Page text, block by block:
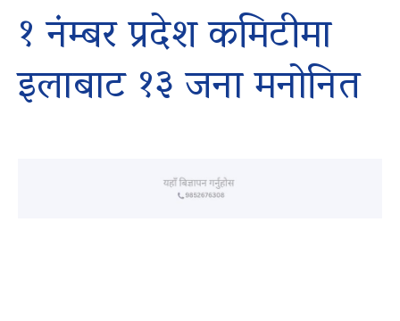
१ नंम्बर प्रदेश कमिटीमा
इलाबाट १३ जना मनोनित